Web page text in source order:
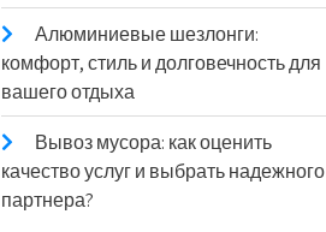
Алюминиевые шезлонги:
комфорт, стиль и долговечность для
вашего отдыха
Вывоз мусора: как оценить
качество услуг и выбрать надежного
партнера?